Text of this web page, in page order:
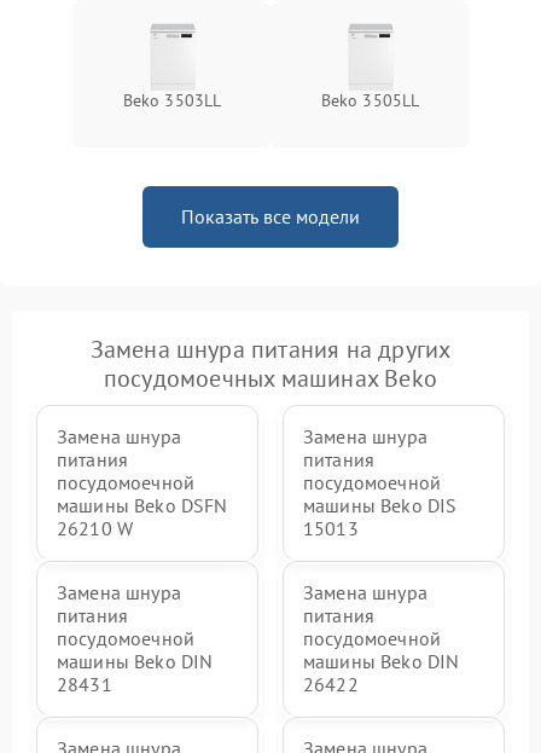
Beko 3503LL Beko 3505LL
Показать все модели
Замена шнура питания на других
посудомоечных машинах Beko
Замена шнура
питания
посудомоечной
машины Beko DSFN
26210 W
Замена шнура
питания
посудомоечной
машины Beko DIS
15013
Замена шнура
питания
посудомоечной
машины Beko DIN
28431
Замена шнура
питания
посудомоечной
машины Beko DIN
26422